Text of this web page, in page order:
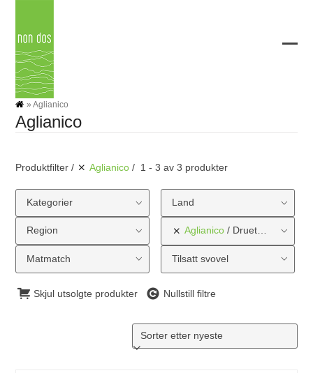
content
»Aglianico
Aglianico
Produktfilter Aglianico 1 - 3 av 3 produkter
Kategorier Land
Region Aglianico Druetype
Matmatch Tilsatt svovel
Skjul utsolgte produkter Nullstill filtre